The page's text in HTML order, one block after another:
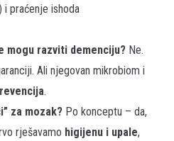
praćenje ishoda
mogu razviti demenciju? Ne.
Ali njegovan mikrobiom i
.
za mozak? Po konceptu – da,
rješavamo higijenu i upale,